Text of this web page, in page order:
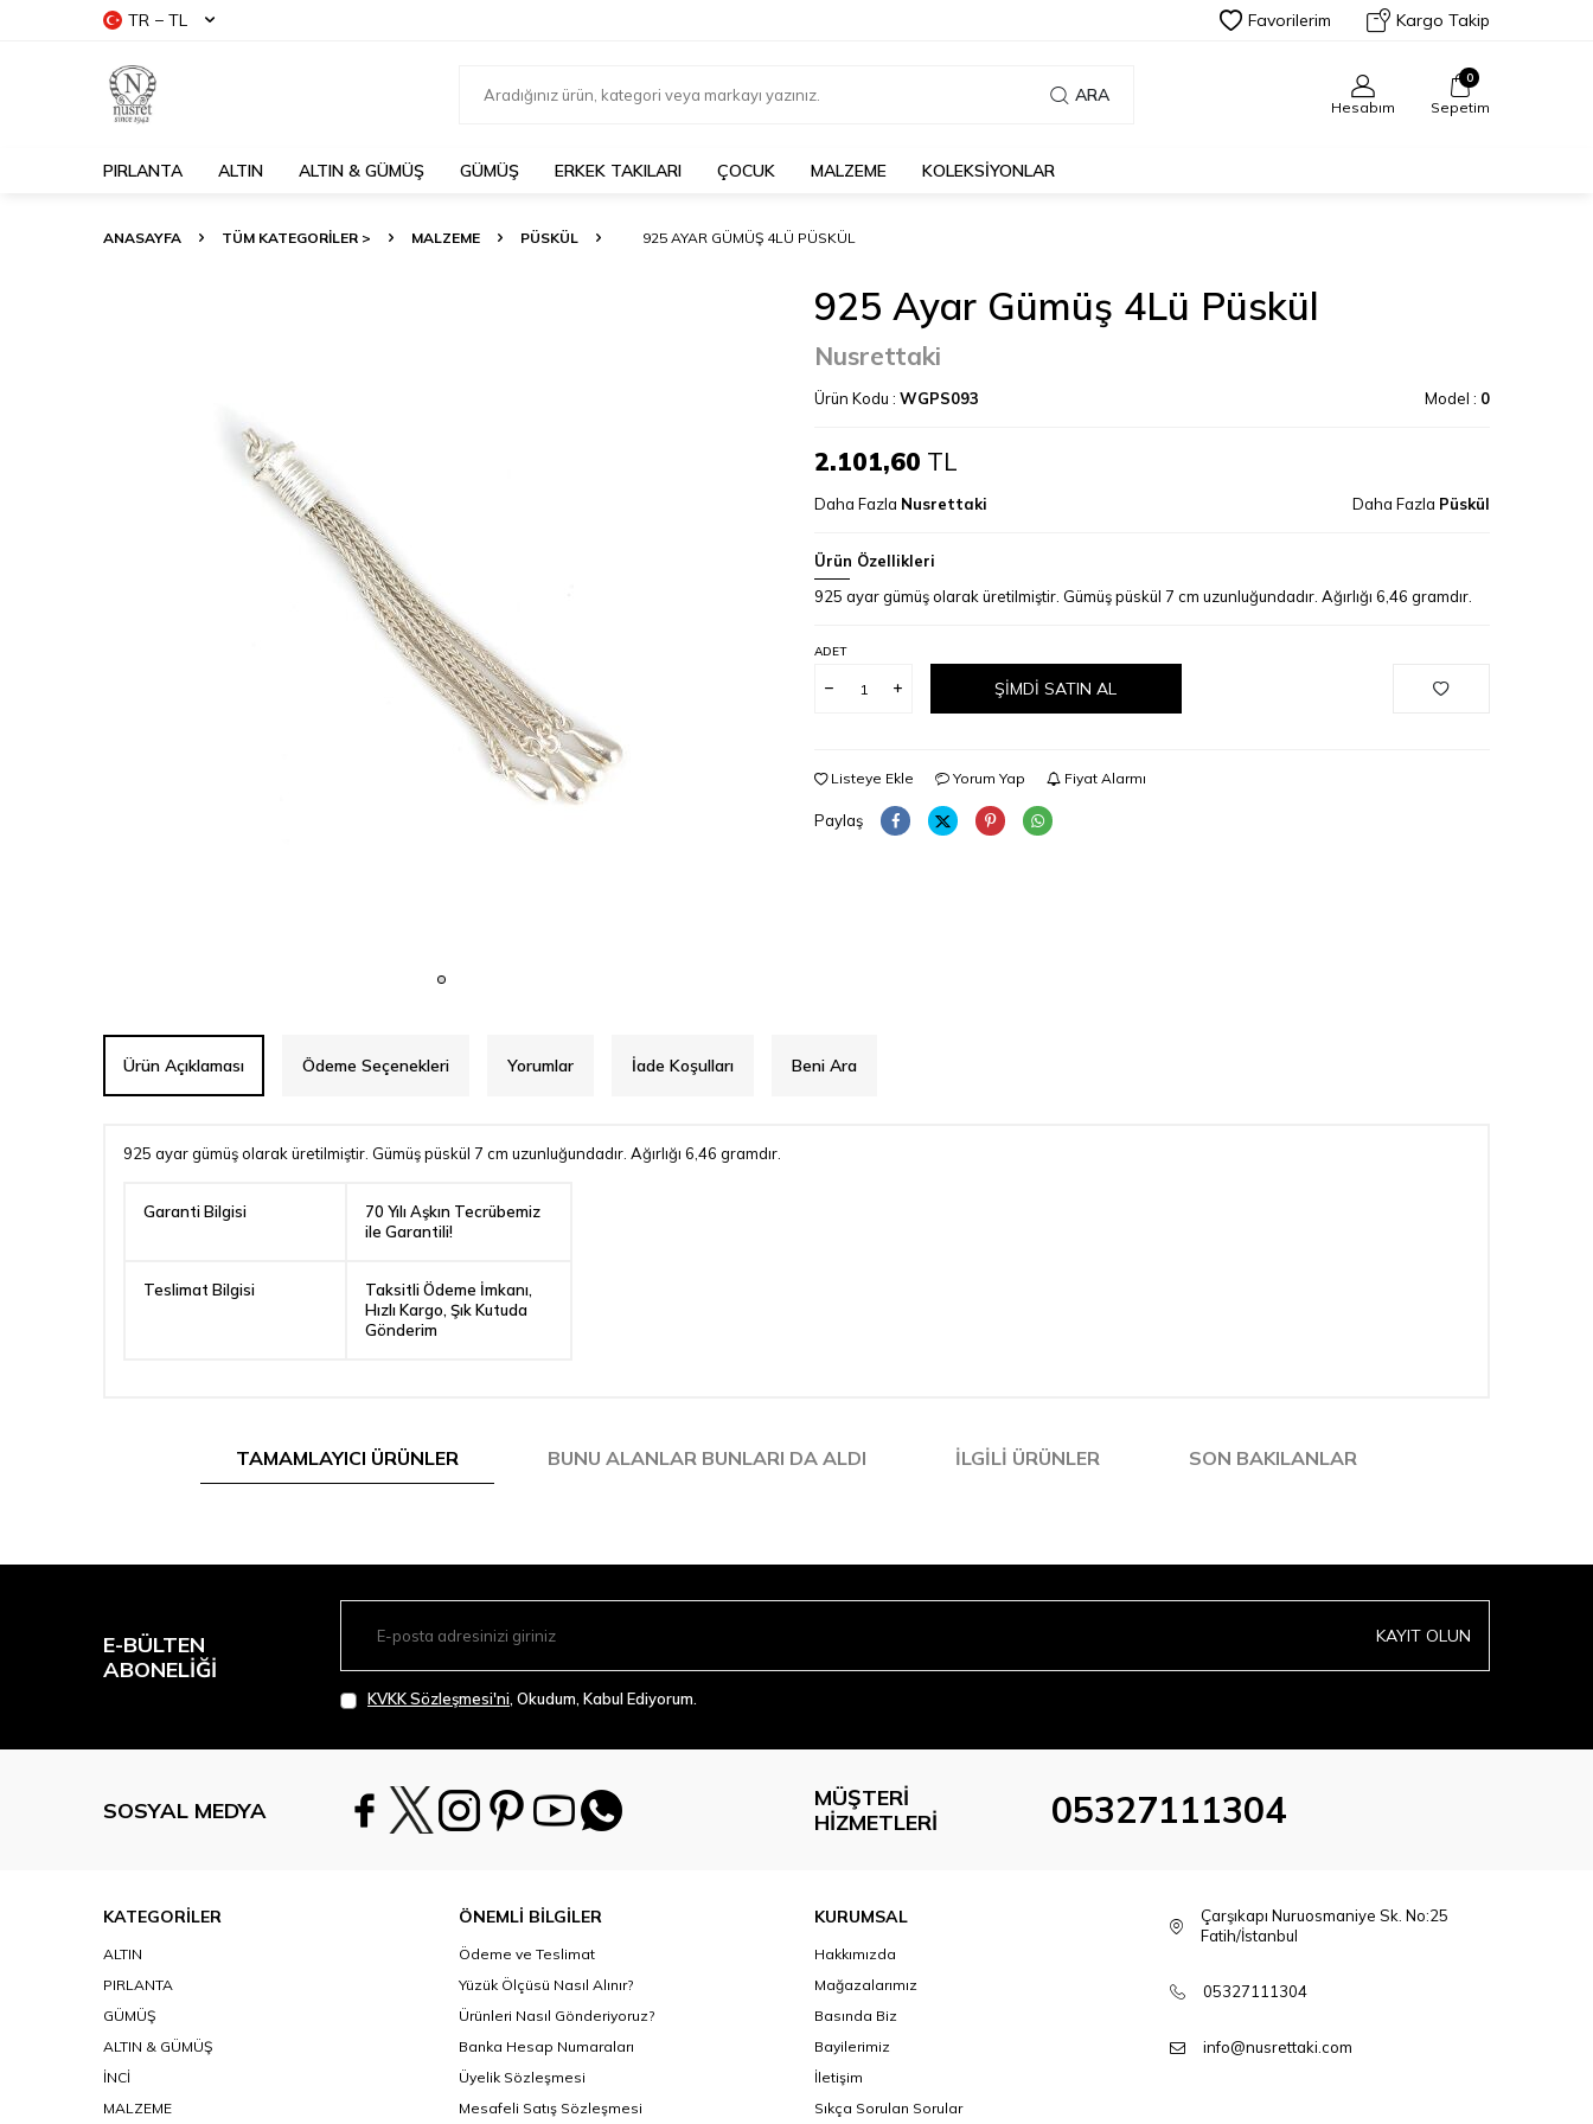
TR − TL Favorilerim Kargo Takip
ARA
Hesabım
0
Sepetim
PIRLANTA ALTIN ALTIN & GÜMÜŞ GÜMÜŞ ERKEK TAKILARI ÇOCUK MALZEME KOLEKSİYONLAR
ANASAYFA TÜM KATEGORİLER > MALZEME PÜSKÜL 925 AYAR GÜMÜŞ 4LÜ PÜSKÜL
925 Ayar Gümüş 4Lü Püskül
Nusrettaki
Ürün Kodu : WGPS093 Model : 0
2.101,60 TL
Daha Fazla Nusrettaki Daha Fazla Püskül
Ürün Özellikleri
925 ayar gümüş olarak üretilmiştir. Gümüş püskül 7 cm uzunluğundadır. Ağırlığı 6,46 gramdır.
ADET
ŞIMDI SATIN AL
Listeye Ekle Yorum Yap Fiyat Alarmı
Paylaş
Ürün Açıklaması Ödeme Seçenekleri Yorumlar İade Koşulları Beni Ara
925 ayar gümüş olarak üretilmiştir. Gümüş püskül 7 cm uzunluğundadır. Ağırlığı 6,46 gramdır.
Garanti Bilgisi
70 Yılı Aşkın Tecrübemiz
ile Garantili!
Teslimat Bilgisi
Taksitli Ödeme İmkanı,
Hızlı Kargo, Şık Kutuda
Gönderim
TAMAMLAYICI ÜRÜNLER BUNU ALANLAR BUNLARI DA ALDI İLGILI ÜRÜNLER SON BAKILANLAR
E-BÜLTEN
ABONELIĞI
KAYIT OLUN
KVKK Sözleşmesi'ni , Okudum, Kabul Ediyorum.
SOSYAL MEDYA
MÜŞTERI
HIZMETLERI
05327111304
KATEGORİLER
ALTIN
PIRLANTA
GÜMÜŞ
ALTIN & GÜMÜŞ
İNCİ
MALZEME
ÖNEMLİ BİLGİLER
Ödeme ve Teslimat
Yüzük Ölçüsü Nasıl Alınır?
Ürünleri Nasıl Gönderiyoruz?
Banka Hesap Numaraları
Üyelik Sözleşmesi
Mesafeli Satış Sözleşmesi
KURUMSAL
Hakkımızda
Mağazalarımız
Basında Biz
Bayilerimiz
İletişim
Sıkça Sorulan Sorular
Çarşıkapı Nuruosmaniye Sk. No:25
Fatih/İstanbul
05327111304
info@nusrettaki.com